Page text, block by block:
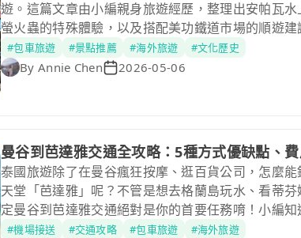
遊。這篇文章由小編親身旅遊經歷，整理出安帕瓦
螢火蟲的特殊體驗，以及搭配美功鐵道市場的順遊
上手。
#包車旅遊 #景點推薦 #海外旅遊 #文化歷史
By Annie Chen 2026-05-06
曼谷到芭達雅交通全攻略：5種方式優缺點、
泰國旅遊除了在曼谷瘋狂按摩、逛百貨公司，怎麼
天堂「芭達雅」呢？不管是想去格蘭島玩水、看蒂
定曼谷到芭達雅交通絕對是你的首要任務唷！小編
著大行李箱在曼谷街頭迷路會想哭，所以特別整理
#機場接送 #交通攻略 #包車旅遊 #海外旅遊